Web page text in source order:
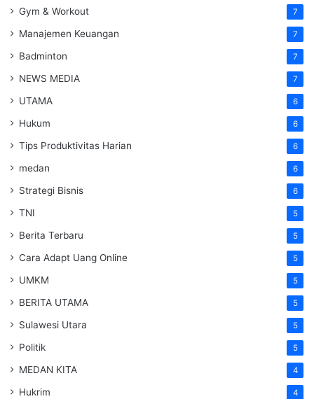
Gym & Workout 7
Manajemen Keuangan 7
Badminton 7
NEWS MEDIA 7
UTAMA 6
Hukum 6
Tips Produktivitas Harian 6
medan 6
Strategi Bisnis 6
TNI 5
Berita Terbaru 5
Cara Adapt Uang Online 5
UMKM 5
BERITA UTAMA 5
Sulawesi Utara 5
Politik 5
MEDAN KITA 4
Hukrim 4